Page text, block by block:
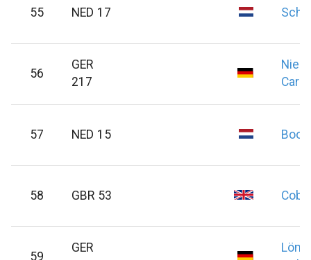
55 NED 17
56
GER
217
57 NED 15 Boot
58 GBR 53 Cobb
59
GER